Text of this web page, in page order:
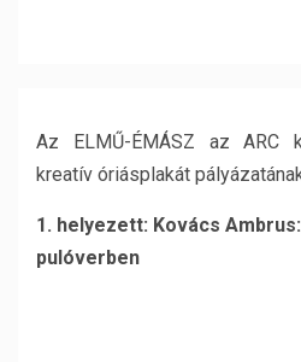
Az ELMŰ-ÉMÁSZ az ARC
kreatív óriásplakát
1. helyezett: Kovács
pulóverben